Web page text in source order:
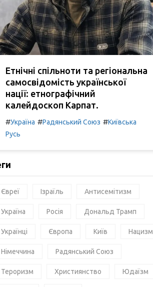
Етнічні спільноти та регіональна
самосвідомість української
нації: етнографічний
калейдоскоп Карпат.
#Україна #Радянський Союз #Київська
Русь
Євреї Ізраїль Антисемітизм
Україна Росія Дональд Трамп
Українці Європа Київ Нацизм
Німеччина Радянський Союз
Тероризм Християнство Юдаїзм